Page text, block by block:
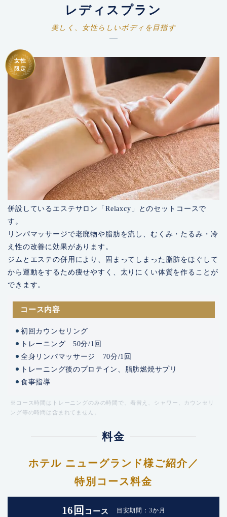
レディスプラン
美しく、女性らしいボディを目指す
女性
限定
併設しているエステサロン「Relaxcy」とのセットコースで
す。
リンパマッサージで老廃物や脂肪を流し、むくみ・たるみ・冷
え性の改善に効果があります。
ジムとエステの併用により、固まってしまった脂肪をほぐして
から運動をするため痩せやすく、太りにくい体質を作ることが
できます。
コース内容
初回カウンセリング
トレーニング 50分/1回
全身リンパマッサージ 70分/1回
トレーニング後のプロテイン、脂肪燃焼サプリ
食事指導
※コース時間はトレーニングのみの時間で、着替え、シャワー、カウンセリ
ング等の時間は含まれてません。
料金
ホテル ニューグランド様ご紹介／
特別コース料金
16回 コース 目安期間：3か月